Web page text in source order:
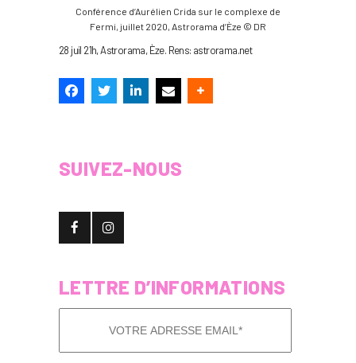
Conférence d’Aurélien Crida sur le complexe de
Fermi, juillet 2020, Astrorama d’Èze © DR
28 juil 21h, Astrorama, Èze. Rens: astrorama.net
SUIVEZ-NOUS
LETTRE D’INFORMATIONS